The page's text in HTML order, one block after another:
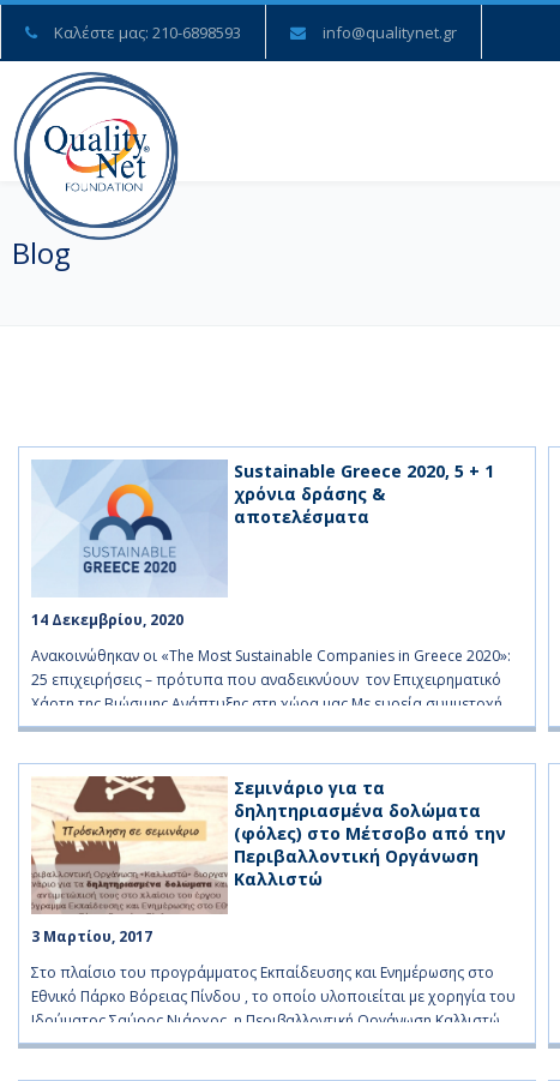
Καλέστε μας: 210-6898593 info@qualitynet.gr
Blog
Sustainable Greece 2020, 5 + 1
χρόνια δράσης &
αποτελέσματα
14 Δεκεμβρίου, 2020
Ανακοινώθηκαν οι «The Most Sustainable Companies in Greece 2020»:
25 επιχειρήσεις – πρότυπα που αναδεικνύουν τον Επιχειρηματικό
Χάρτη της Βιώσιμης Ανάπτυξης στη χώρα μας Με ευρεία συμμετοχή
πραγματοποιήθηκε η επετειακή εκδήλωση «Sustainable Greece 2020,
Στο πλαίσιο της επετειακής εκδήλωσης «SUSTAINABLE GREECE 2020»,
που πραγματοποιήθηκε από
READ MORE
Σεμινάριο για τα
δηλητηριασμένα δολώματα
(φόλες) στo Μέτσοβο από την
Περιβαλλοντική Οργάνωση
Καλλιστώ
3 Μαρτίου, 2017
Στο πλαίσιο του προγράμματος Εκπαίδευσης και Ενημέρωσης στο
Εθνικό Πάρκο Βόρειας Πίνδου , το οποίο υλοποιείται με χορηγία του
Ιδρύματος Σαύρος Νιάρχος, η Περιβαλλοντική Οργάνωση Καλλιστώ
διοργανώνει σεμινάρια σχετικά με την αντιμετώπιση του